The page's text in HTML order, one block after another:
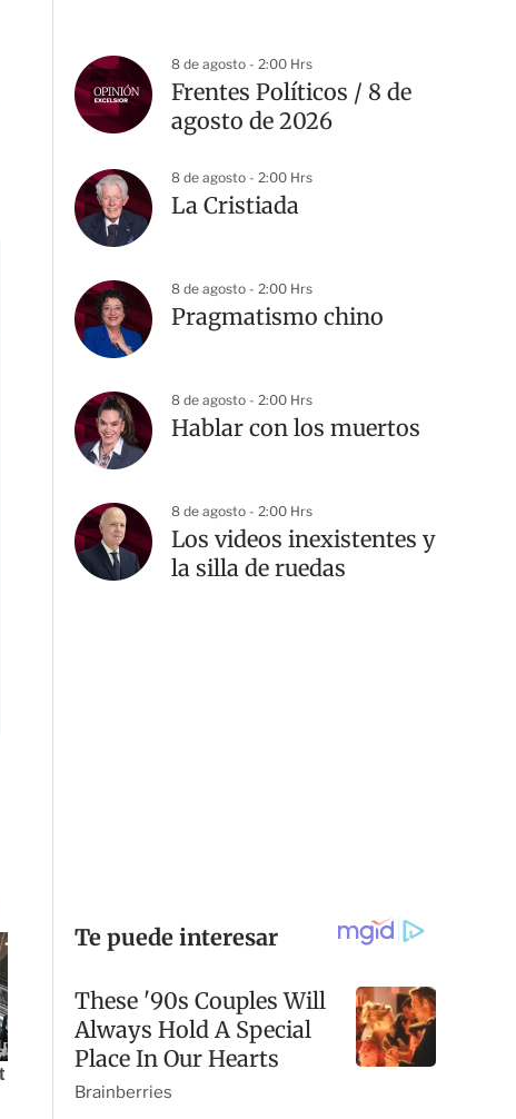
8 de agosto - 2:00 Hrs
Frentes Políticos / 8 de
agosto de 2026
8 de agosto - 2:00 Hrs
La Cristiada
8 de agosto - 2:00 Hrs
Pragmatismo chino
8 de agosto - 2:00 Hrs
Hablar con los muertos
8 de agosto - 2:00 Hrs
Los videos inexistentes y
la silla de ruedas